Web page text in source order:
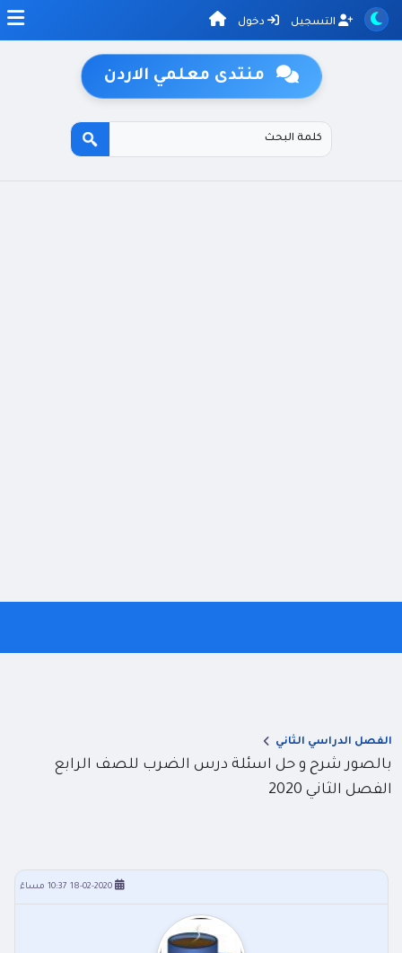
التسجيل دخول
منتدى معلمي الاردن
الفصل الدراسي الثاني
بالصور شرح و حل اسئلة درس الضرب للصف الرابع
الفصل الثاني 2020
18-02-2020 10:37 مساءً